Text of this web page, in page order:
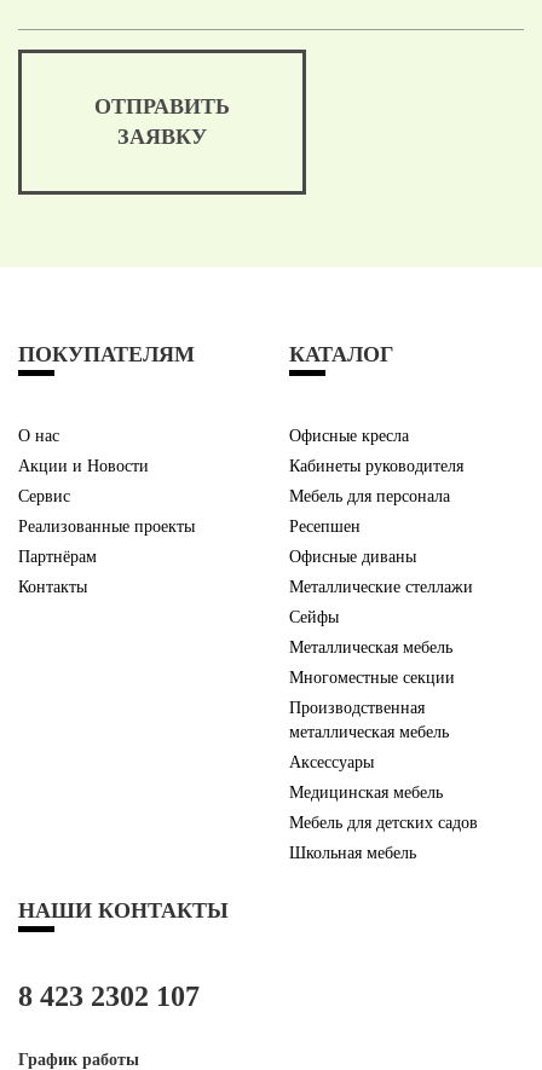
ОТПРАВИТЬ
ЗАЯВКУ
ПОКУПАТЕЛЯМ
О нас
Акции и Новости
Сервис
Реализованные проекты
Партнёрам
Контакты
КАТАЛОГ
Офисные кресла
Кабинеты руководителя
Мебель для персонала
Ресепшен
Офисные диваны
Металлические стеллажи
Сейфы
Металлическая мебель
Многоместные секции
Производственная
металлическая мебель
Аксессуары
Медицинская мебель
Мебель для детских садов
Школьная мебель
НАШИ КОНТАКТЫ
8 423 2302 107
График работы